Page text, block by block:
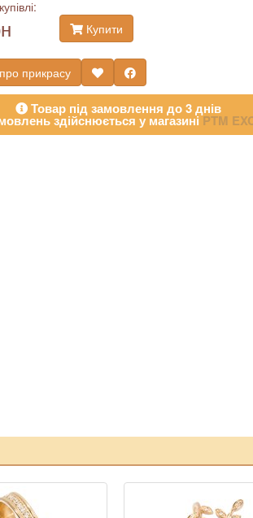
Купити
прикрасу
Товар під замовлення до 3 днів
здійснюється у магазиніPTM